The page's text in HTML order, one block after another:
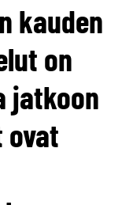
kauden
on
jatkoon
ovat